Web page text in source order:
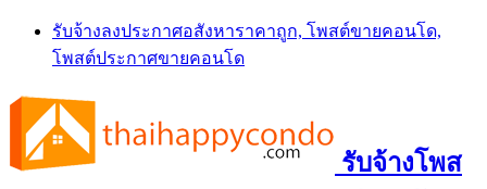
Skip
content
รับจ้างลงประกาศอสังหาราคาถูก, โพสต์ขายคอนโด,
โพสต์ประกาศขายคอนโด
รับจ้างโพส